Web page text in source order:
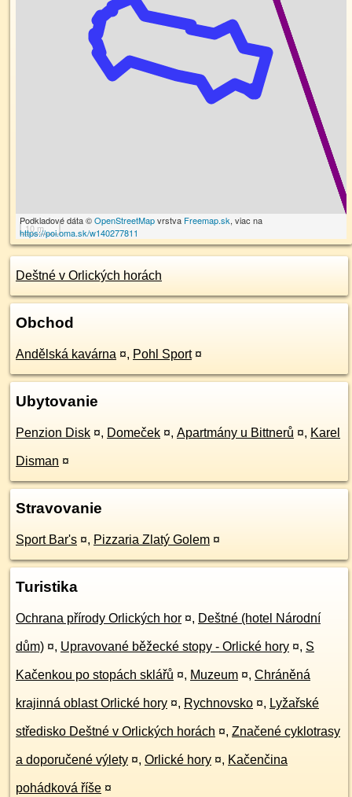
10 m
Podkladové dáta ©OpenStreetMapvrstva Freemap.sk, viac na
https://poi.oma.sk/w140277811
Deštné v Orlických horách
Obchod
Andělská kavárna ¤, Pohl Sport ¤
Ubytovanie
Penzion Disk ¤, Domeček ¤, Apartmány u Bittnerů ¤, Karel
Disman ¤
Stravovanie
Sport Bar's ¤, Pizzaria Zlatý Golem ¤
Turistika
Ochrana přírody Orlických hor ¤, Deštné (hotel Národní
dům) ¤, Upravované běžecké stopy - Orlické hory ¤, S
Kačenkou po stopách sklářů ¤, Muzeum ¤, Chráněná
krajinná oblast Orlické hory ¤, Rychnovsko ¤, Lyžařské
středisko Deštné v Orlických horách ¤, Značené cyklotrasy
a doporučené výlety ¤, Orlické hory ¤, Kačenčina
pohádková říše ¤